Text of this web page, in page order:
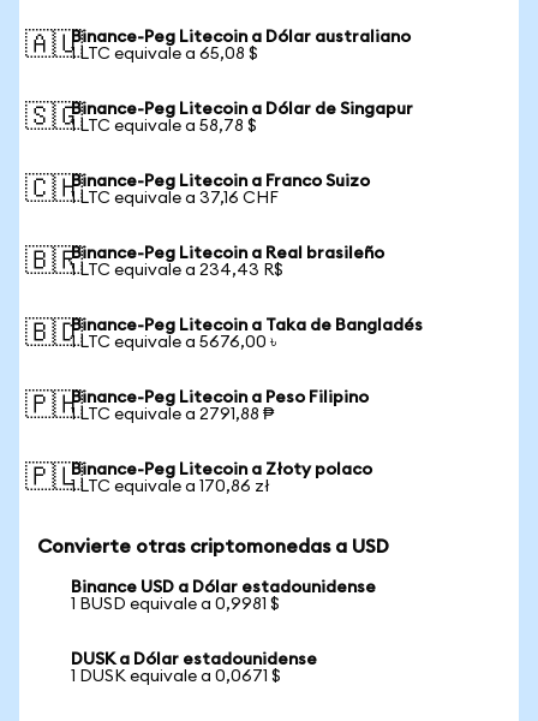
🇦🇺Binance-Peg Litecoin a Dólar australiano
1 LTC equivale a 65,08 $
🇸🇬Binance-Peg Litecoin a Dólar de Singapur
1 LTC equivale a 58,78 $
🇨🇭Binance-Peg Litecoin a Franco Suizo
1 LTC equivale a 37,16 CHF
🇧🇷Binance-Peg Litecoin a Real brasileño
1 LTC equivale a 234,43 R$
🇧🇩Binance-Peg Litecoin a Taka de Bangladés
1 LTC equivale a 5676,00 ৳
🇵🇭Binance-Peg Litecoin a Peso Filipino
1 LTC equivale a 2791,88 ₱
🇵🇱Binance-Peg Litecoin a Złoty polaco
1 LTC equivale a 170,86 zł
Convierte otras criptomonedas a USD
Binance USD a Dólar estadounidense
1 BUSD equivale a 0,9981 $
DUSK a Dólar estadounidense
1 DUSK equivale a 0,0671 $